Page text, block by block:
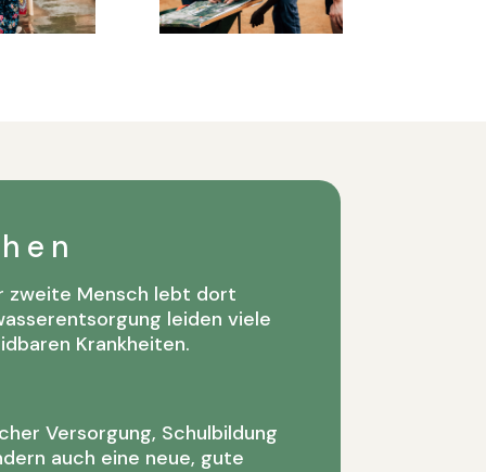
zweite Mensch lebt dort
leiden viele
Krankheiten.
Versorgung, Schulbildung
auch eine neue, gute